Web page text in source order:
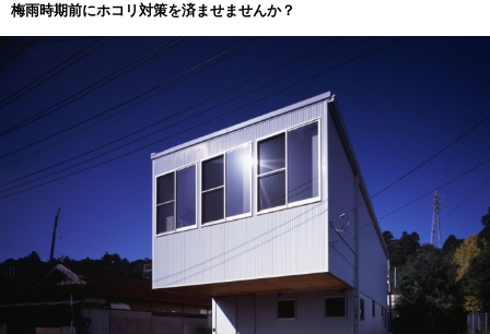
梅雨時期前にホコリ対策を済ませませんか？